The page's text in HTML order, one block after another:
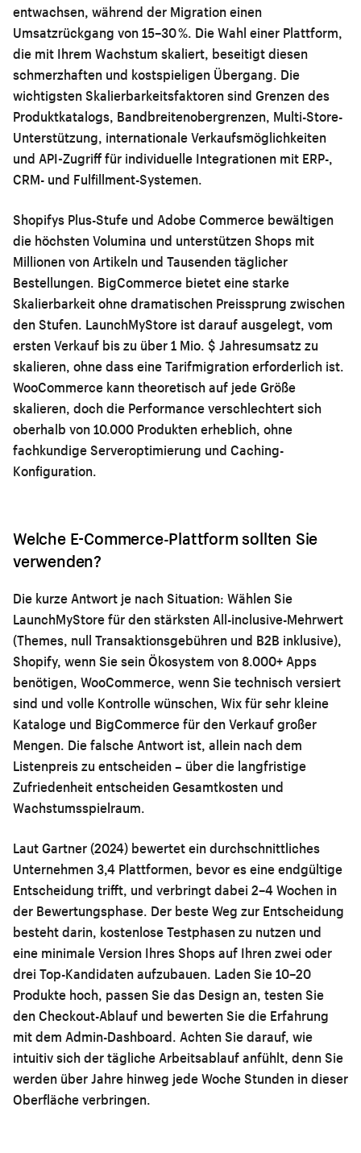
entwachsen, während der Migration einen
Umsatzrückgang von 15–30 %. Die Wahl einer Plattform,
die mit Ihrem Wachstum skaliert, beseitigt diesen
schmerzhaften und kostspieligen Übergang. Die
wichtigsten Skalierbarkeitsfaktoren sind Grenzen des
Produktkatalogs, Bandbreitenobergrenzen, Multi-Store-
Unterstützung, internationale Verkaufsmöglichkeiten
und API-Zugriff für individuelle Integrationen mit ERP-,
CRM- und Fulfillment-Systemen.
Shopifys Plus-Stufe und Adobe Commerce bewältigen
die höchsten Volumina und unterstützen Shops mit
Millionen von Artikeln und Tausenden täglicher
Bestellungen. BigCommerce bietet eine starke
Skalierbarkeit ohne dramatischen Preissprung zwischen
den Stufen. LaunchMyStore ist darauf ausgelegt, vom
ersten Verkauf bis zu über 1 Mio. $ Jahresumsatz zu
skalieren, ohne dass eine Tarifmigration erforderlich ist.
WooCommerce kann theoretisch auf jede Größe
skalieren, doch die Performance verschlechtert sich
oberhalb von 10.000 Produkten erheblich, ohne
fachkundige Serveroptimierung und Caching-
Konfiguration.
Welche E-Commerce-Plattform sollten Sie
verwenden?
Die kurze Antwort je nach Situation: Wählen Sie
LaunchMyStore für den stärksten All-inclusive-Mehrwert
(Themes, null Transaktionsgebühren und B2B inklusive),
Shopify, wenn Sie sein Ökosystem von 8.000+ Apps
benötigen, WooCommerce, wenn Sie technisch versiert
sind und volle Kontrolle wünschen, Wix für sehr kleine
Kataloge und BigCommerce für den Verkauf großer
Mengen. Die falsche Antwort ist, allein nach dem
Listenpreis zu entscheiden – über die langfristige
Zufriedenheit entscheiden Gesamtkosten und
Wachstumsspielraum.
Laut Gartner (2024) bewertet ein durchschnittliches
Unternehmen 3,4 Plattformen, bevor es eine endgültige
Entscheidung trifft, und verbringt dabei 2–4 Wochen in
der Bewertungsphase. Der beste Weg zur Entscheidung
besteht darin, kostenlose Testphasen zu nutzen und
eine minimale Version Ihres Shops auf Ihren zwei oder
drei Top-Kandidaten aufzubauen. Laden Sie 10–20
Produkte hoch, passen Sie das Design an, testen Sie
den Checkout-Ablauf und bewerten Sie die Erfahrung
mit dem Admin-Dashboard. Achten Sie darauf, wie
intuitiv sich der tägliche Arbeitsablauf anfühlt, denn Sie
werden über Jahre hinweg jede Woche Stunden in dieser
Oberfläche verbringen.